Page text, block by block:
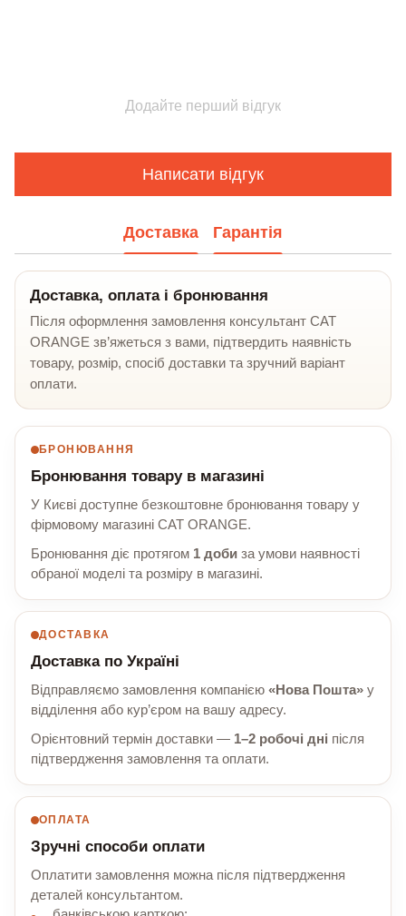
Додайте перший відгук
Написати відгук
Доставка Гарантія
Доставка, оплата і бронювання
Після оформлення замовлення консультант CAT
ORANGE зв’яжеться з вами, підтвердить наявність
товару, розмір, спосіб доставки та зручний варіант
оплати.
БРОНЮВАННЯ
Бронювання товару в магазині
У Києві доступне безкоштовне бронювання товару у
фірмовому магазині CAT ORANGE.
Бронювання діє протягом 1 доби за умови наявності
обраної моделі та розміру в магазині.
ДОСТАВКА
Доставка по Україні
Відправляємо замовлення компанією «Нова Пошта» у
відділення або кур’єром на вашу адресу.
Орієнтовний термін доставки — 1–2 робочі дні після
підтвердження замовлення та оплати.
ОПЛАТА
Зручні способи оплати
Оплатити замовлення можна після підтвердження
деталей консультантом.